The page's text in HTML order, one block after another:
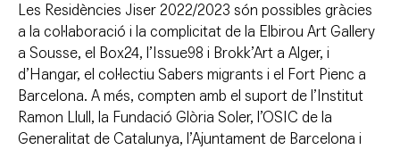
Les Residències Jiser 2022/2023 són possibles gràcies
a la col·laboració i la complicitat de la Elbirou Art Gallery
a Sousse, el Box24, l’Issue98 i Brokk’Art a Alger, i
d’Hangar, el col·lectiu Sabers migrants i el Fort Pienc a
Barcelona. A més, compten amb el suport de l’Institut
Ramon Llull, la Fundació Glòria Soler, l’OSIC de la
Generalitat de Catalunya, l’Ajuntament de Barcelona i